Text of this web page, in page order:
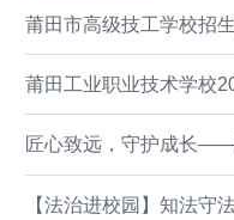
莆田市高级技工学校招